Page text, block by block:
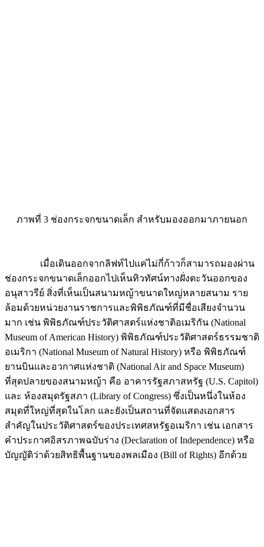
ภาพที่ 3 ช่องกระจกขนาดเล็ก สำหรับมองออกมาภายนอก
เมื่อเดินออกจากลิฟท์ไปแค่ไม่กี่ก้าวก็สามารถมองผ่าน
ช่องกระจกขนาดเล็กออกไปเห็นทิวทัศน์ทางฝั่งตะวันออกของ
อนุสาวรีย์ สิ่งที่เห็นเป็นสนามหญ้าขนาดใหญ่หลายสนาม ราย
ล้อมด้วยหน่วยงานราชการและพิพิธภัณฑ์ที่มีชื่อเสียงจำนวน
มาก เช่น พิพิธภัณฑ์ประวัติศาสตร์แห่งชาติอเมริกัน (National
Museum of American History) พิพิธภัณฑ์ประวัติศาสตร์ธรรมชาติ
อเมริกา (National Museum of Natural History) หรือ พิพิธภัณฑ์
ยานบินและอวกาศแห่งชาติ (National Air and Space Museum)
ที่สุดปลายของสนามหญ้า คือ อาคารรัฐสภาสหรัฐ (U.S. Capitol)
และ ห้องสมุดรัฐสภา (Library of Congress) ซึ่งเป็นหนึ่งในห้อง
สมุดที่ใหญ่ที่สุดในโลก และยังเป็นสถานที่จัดแสดงเอกสาร
สำคัญในประวัติศาสตร์ของประเทศสหรัฐอเมริกา เช่น เอกสาร
คำประกาศอิสรภาพฉบับร่าง (Declaration of Independence) หรือ
บัญญัติว่าด้วยสิทธิพื้นฐานของพลเมือง (Bill of Rights) อีกด้วย